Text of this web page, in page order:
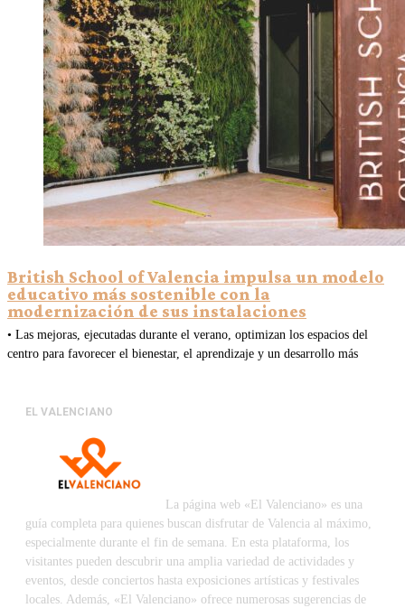
British School of Valencia impulsa un modelo
educativo más sostenible con la
modernización de sus instalaciones
• Las mejoras, ejecutadas durante el verano, optimizan los espacios del
centro para favorecer el bienestar, el aprendizaje y un desarrollo más
EL VALENCIANO
La página web «El Valenciano» es una
guía completa para quienes buscan disfrutar de Valencia al máximo,
especialmente durante el fin de semana. En esta plataforma, los
visitantes pueden descubrir una amplia variedad de actividades y
eventos, desde conciertos hasta exposiciones artísticas y festivales
locales. Además, «El Valenciano» ofrece numerosas sugerencias de